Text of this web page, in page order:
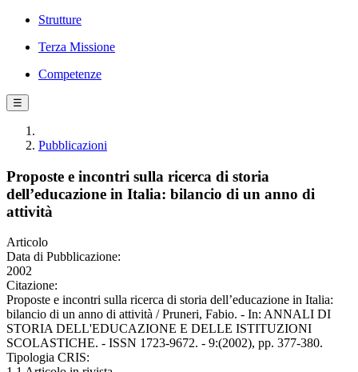
Strutture
Terza Missione
Competenze
☰
Pubblicazioni
Proposte e incontri sulla ricerca di storia
dell’educazione in Italia: bilancio di un anno di
attività
Articolo
Data di Pubblicazione:
2002
Citazione:
Proposte e incontri sulla ricerca di storia dell’educazione in Italia:
bilancio di un anno di attività / Pruneri, Fabio. - In: ANNALI DI
STORIA DELL'EDUCAZIONE E DELLE ISTITUZIONI
SCOLASTICHE. - ISSN 1723-9672. - 9:(2002), pp. 377-380.
Tipologia CRIS: